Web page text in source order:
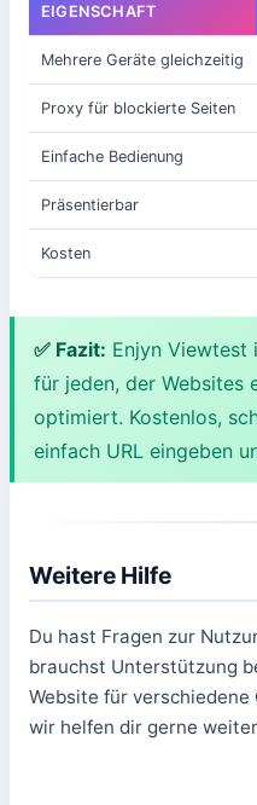
EIGENSCHAFT
Mehrere Geräte gleichzeitig
Proxy für blockierte Seiten
Einfache Bedienung
Präsentierbar
Kosten
✅ Fazit: Enjyn Viewtest
für jeden, der Websites
optimiert. Kostenlos,
einfach URL eingeben
Weitere Hilfe
Du hast Fragen zur
brauchst Unterstützung
Website für
wir helfen dir gerne